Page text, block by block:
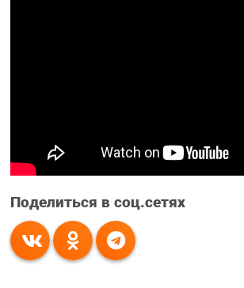
Поделиться в соц.сетях